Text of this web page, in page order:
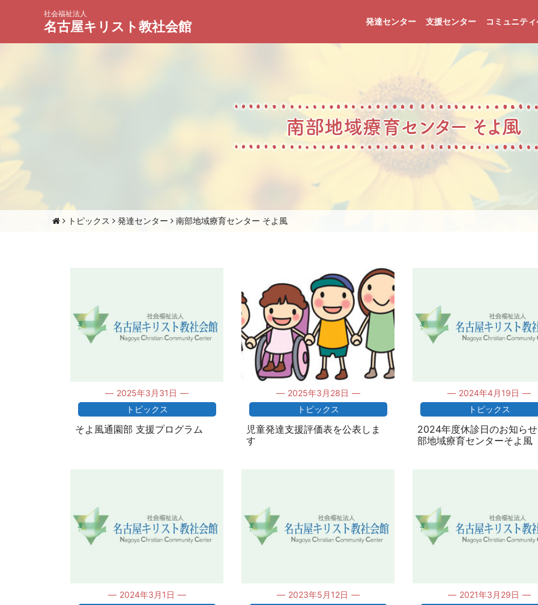
社会福祉法人
名古屋キリスト教社会館 発達センター 支援センター コミュニテ
南部地域療育センター そよ風
トピックス 発達センター 南部地域療育センター そよ風
2025年3月31日
トピックス
そよ風通園部 支援プログラム
2025年3月28日
トピックス
児童発達支援評価表を公表しま
す
2024年4月19日
トピックス
2024年度休診日のお知ら
部地域療育センターそよ風
2024年3月1日
2023年5月12日
2021年3月29日